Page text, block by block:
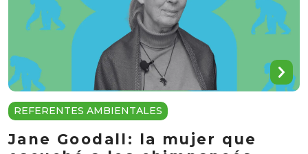
REFERENTES AMBIENTALES
Jane Goodall: la mujer que